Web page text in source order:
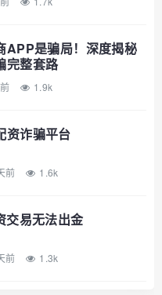
APP是骗局！深度揭秘
完整套路
1.9k
资诈骗平台
前 1.6k
交易无法出金
前 1.3k